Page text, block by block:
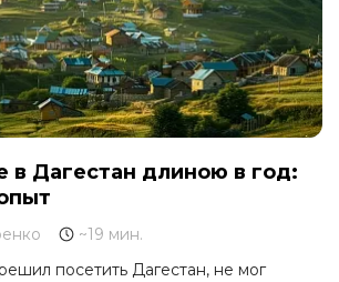
в Дагестан длиною в год:
~19 мин.
посетить Дагестан, не мог